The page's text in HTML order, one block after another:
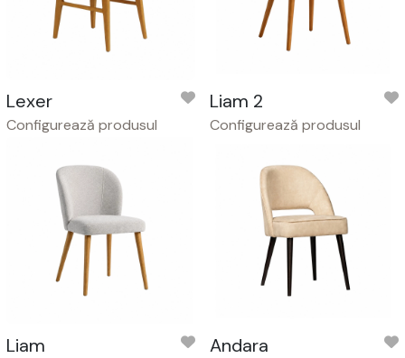
Lexer
Configurează produsul
Liam 2
Configurează produsul
Liam Andara